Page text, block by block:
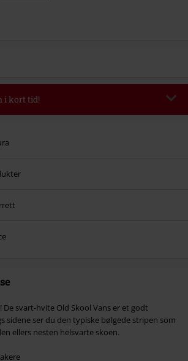
i kort tid!
vil rabatten automatisk bli trukket fra i
andre kampanjekoder. Følgende er ekskludert fra
Broilers, Die Ärzte, Die Toten Hosen, Metality,
en donasjon.
De svart-hvite Old Skool Vans er et godt
sidene ser du den typiske bølgede stripen som
ellers nesten helsvarte skoen.